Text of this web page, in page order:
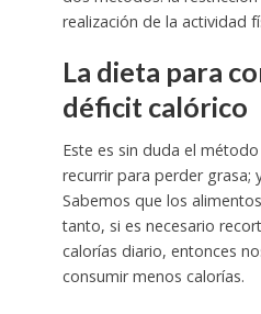
realización de la actividad
La dieta para
déficit calórico
Este es sin duda el
recurrir para perder grasa;
Sabemos que los
tanto, si es necesario
calorías diario, entonces
consumir menos calorías.